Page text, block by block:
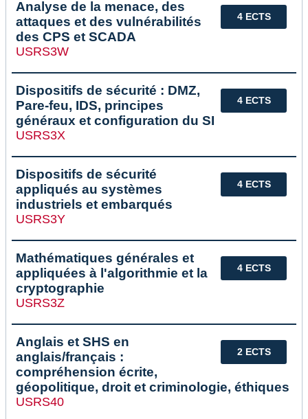
4 ECTS
Analyse de la menace, des
attaques et des vulnérabilités
des CPS et SCADA
USRS3W
4 ECTS
Dispositifs de sécurité : DMZ,
Pare-feu, IDS, principes
généraux et configuration du SI
USRS3X
4 ECTS
Dispositifs de sécurité
appliqués au systèmes
industriels et embarqués
USRS3Y
4 ECTS
Mathématiques générales et
appliquées à l'algorithmie et la
cryptographie
USRS3Z
2 ECTS
Anglais et SHS en
anglais/français :
compréhension écrite,
géopolitique, droit et criminologie, éthiques
USRS40